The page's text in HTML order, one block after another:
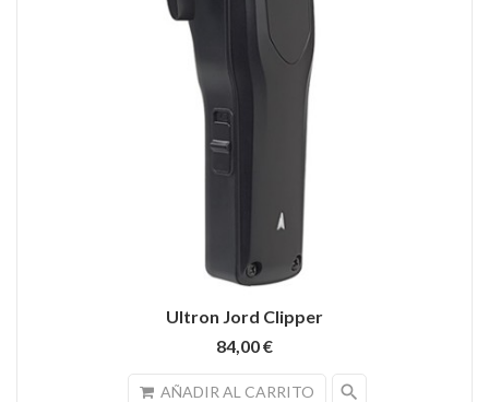
Ultron Jord Clipper
84,00 €
AÑADIR AL CARRITO search